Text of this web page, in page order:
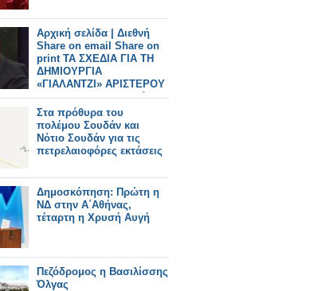
Aρχική σελίδα | Διεθνή
Share on email Share on
print ΤΑ ΣΧΕΔΙΑ ΓΙΑ ΤΗ
ΔΗΜΙΟΥΡΓΙΑ
«ΓΙΑΛΑΝΤΖΙ» ΑΡΙΣΤΕΡΟΥ
ΚΟΜΜΑΤΟΣ«Η Τουρκία
χρειάζεται μια Αριστερά»
Στα πρόθυρα του
πολέμου Σουδάν και
Νότιο Σουδάν για τις
πετρελαιοφόρες εκτάσεις
Δημοσκόπηση: Πρώτη η
ΝΔ στην Α΄Αθήνας,
τέταρτη η Χρυσή Αυγή
Πεζόδρομος η Βασιλίσσης
Όλγας